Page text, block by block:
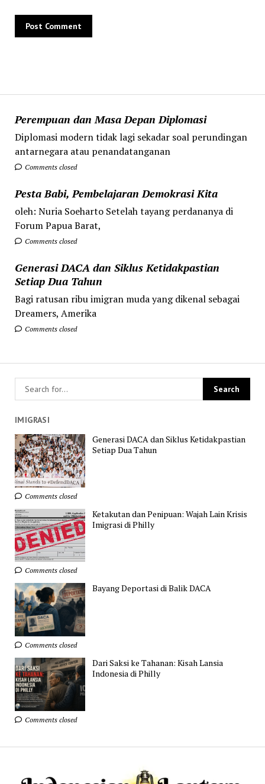
Perempuan dan Masa Depan Diplomasi
Diplomasi modern tidak lagi sekadar soal perundingan
antarnegara atau penandatanganan
Comments closed
Pesta Babi, Pembelajaran Demokrasi Kita
oleh: Nuria Soeharto Setelah tayang perdananya di
Forum Papua Barat,
Comments closed
Generasi DACA dan Siklus Ketidakpastian
Setiap Dua Tahun
Bagi ratusan ribu imigran muda yang dikenal sebagai
Dreamers, Amerika
Comments closed
IMIGRASI
Generasi DACA dan Siklus Ketidakpastian
Setiap Dua Tahun
Comments closed
Ketakutan dan Penipuan: Wajah Lain Krisis
Imigrasi di Philly
Comments closed
Bayang Deportasi di Balik DACA
Comments closed
Dari Saksi ke Tahanan: Kisah Lansia
Indonesia di Philly
Comments closed